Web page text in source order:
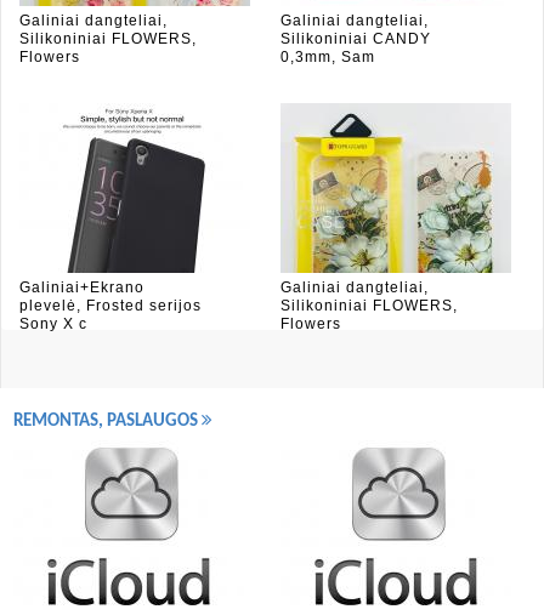
Galiniai dangteliai,
Silikoniniai FLOWERS,
Flowers
Galiniai dangteliai,
Silikoniniai CANDY
0,3mm, Sam
Galiniai+Ekrano
plevelė, Frosted serijos
Sony X c
Galiniai dangteliai,
Silikoniniai FLOWERS,
Flowers
REMONTAS, PASLAUGOS